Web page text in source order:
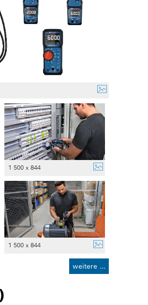
1 500 x 844
1 500 x 844
weitere ...